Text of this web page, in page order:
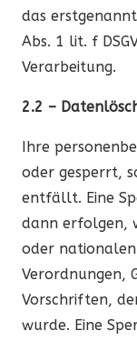
das
Abs. 1 lit. f
Verarbeitung.
2.2 –
Ihre
oder gesperrt,
entfällt. Eine
dann erfolgen,
oder nationalen
Verordnungen,
Vorschriften,
wurde. Eine